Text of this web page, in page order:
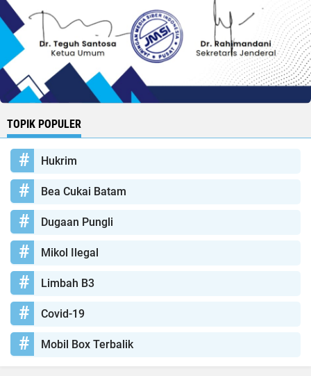
TOPIK POPULER
Hukrim
Bea Cukai Batam
Dugaan Pungli
Mikol Ilegal
Limbah B3
Covid-19
Mobil Box Terbalik